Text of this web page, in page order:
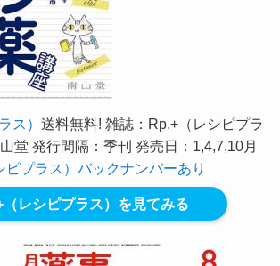
ス） 送料無料! 雑誌：Rp.+（レシピプラ
堂 発行間隔：季刊 発売日：1,4,7,10月
ピプラス）バックナンバーあり
（レシピプラス）を見てみる